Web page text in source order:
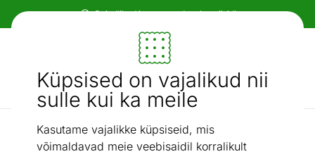
Küpsised on vajalikud nii
sulle kui ka meile
Kasutame vajalikke küpsiseid, mis
võimaldavad meie veebisaidil korralikult
Paindlikud ja mugavad makseviisid!
Mööbel ja sisustus - ON24
Otsi...
AI otsing
Tapeedid / Pabertapeet Metallic Cranes